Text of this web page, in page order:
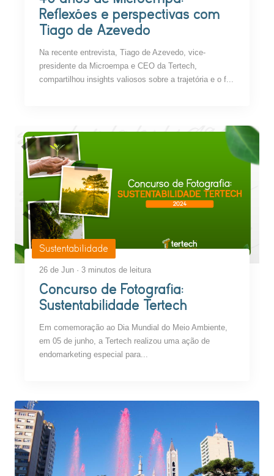
Reflexões e perspectivas com
Tiago de Azevedo
Na recente entrevista, Tiago de Azevedo, vice-
presidente da Microempa e CEO da Tertech,
compartilhou insights valiosos sobre a trajetória e o f...
Sustentabilidade
26 de Jun · 3 minutos de leitura
Concurso de Fotografia:
Sustentabilidade Tertech
Em comemoração ao Dia Mundial do Meio Ambiente,
em 05 de junho, a Tertech realizou uma ação de
endomarketing especial para...